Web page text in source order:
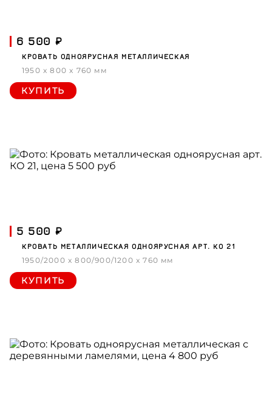
6 500 ₽
КРОВАТЬ ОДНОЯРУСНАЯ МЕТАЛЛИЧЕСКАЯ
1950 x 800 x 760 мм
КУПИТЬ
5 500 ₽
КРОВАТЬ МЕТАЛЛИЧЕСКАЯ ОДНОЯРУСНАЯ АРТ. КО 21
1950/2000 x 800/900/1200 x 760 мм
КУПИТЬ